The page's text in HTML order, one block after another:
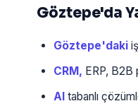
Göztepe'da
Göztepe'daki
CRM, ERP, B2B
AI tabanlı